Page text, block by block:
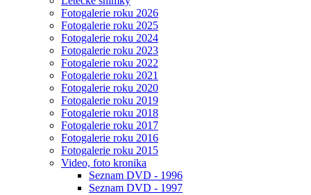
Fotogalerie roku 2026
Fotogalerie roku 2025
Fotogalerie roku 2024
Fotogalerie roku 2023
Fotogalerie roku 2022
Fotogalerie roku 2021
Fotogalerie roku 2020
Fotogalerie roku 2019
Fotogalerie roku 2018
Fotogalerie roku 2017
Fotogalerie roku 2016
Fotogalerie roku 2015
Video, foto kronika
Seznam DVD - 1996
Seznam DVD - 1997